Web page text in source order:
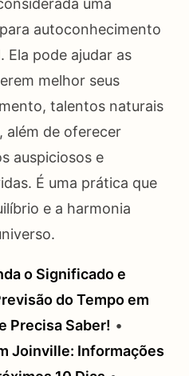
autoconhecimento
Ela pode ajudar as
melhor seus
talentos naturais
além de oferecer
auspiciosos e
É uma prática que
e a harmonia
o Significado e
do Tempo em
Precisa Saber! •
Joinville: Informações